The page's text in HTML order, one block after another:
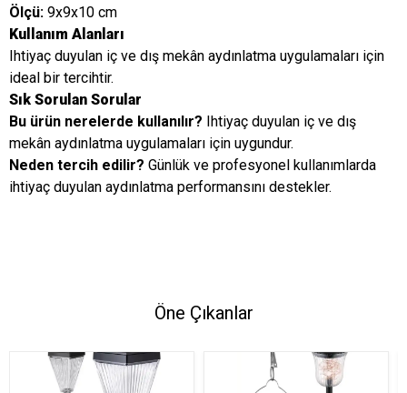
Ölçü: 9x9x10 cm
Kullanım Alanları
Ihtiyaç duyulan iç ve dış mekân aydınlatma uygulamaları için
ideal bir tercihtir.
Sık Sorulan Sorular
Bu ürün nerelerde kullanılır? Ihtiyaç duyulan iç ve dış
mekân aydınlatma uygulamaları için uygundur.
Neden tercih edilir? Günlük ve profesyonel kullanımlarda
ihtiyaç duyulan aydınlatma performansını destekler.
Öne Çıkanlar